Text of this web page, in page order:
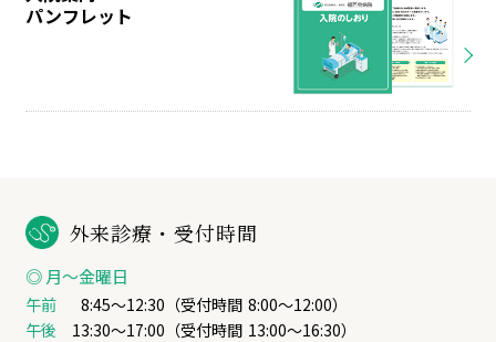
パンフレット
外来診療・受付時間
◎ 月〜金曜日
午前 8:45～12:30（受付時間 8:00～12:00）
午後
13:30～17:00（受付時間 13:00～16:30）